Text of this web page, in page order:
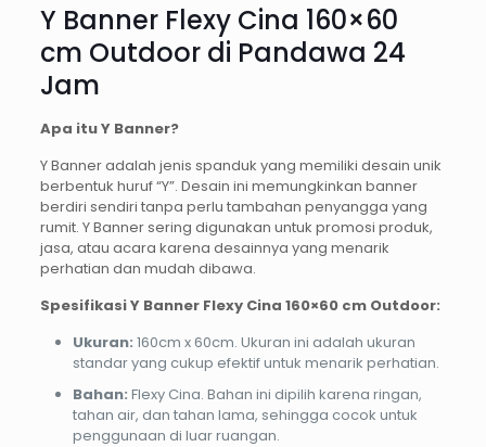
Y Banner Flexy Cina 160×60
cm Outdoor di Pandawa 24
Jam
Apa itu Y Banner?
Y Banner adalah jenis spanduk yang memiliki desain unik
berbentuk huruf “Y”. Desain ini memungkinkan banner
berdiri sendiri tanpa perlu tambahan penyangga yang
rumit. Y Banner sering digunakan untuk promosi produk,
jasa, atau acara karena desainnya yang menarik
perhatian dan mudah dibawa.
Spesifikasi Y Banner Flexy Cina 160×60 cm Outdoor:
Ukuran: 160cm x 60cm. Ukuran ini adalah ukuran
standar yang cukup efektif untuk menarik perhatian.
Bahan: Flexy Cina. Bahan ini dipilih karena ringan,
tahan air, dan tahan lama, sehingga cocok untuk
penggunaan di luar ruangan.